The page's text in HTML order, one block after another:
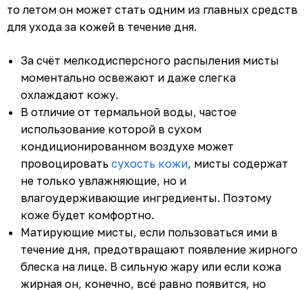
то летом он может стать одним из главных средств
для ухода за кожей в течение дня.
За счёт мелкодисперсного распыления мисты
моментально освежают и даже слегка
охлаждают кожу.
В отличие от термальной воды, частое
использование которой в сухом
кондиционированном воздухе может
провоцировать сухость кожи, мисты содержат
не только увлажняющие, но и
влагоудерживающие ингредиенты. Поэтому
коже будет комфортно.
Матирующие мисты, если пользоваться ими в
течение дня, предотвращают появление жирного
блеска на лице. В сильную жару или если кожа
жирная он, конечно, всё равно появится, но